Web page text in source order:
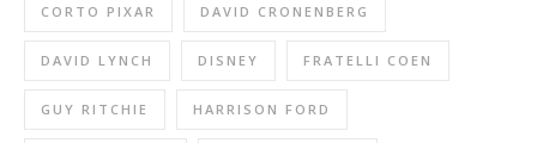
CORTO PIXAR DAVID CRONENBERG
DAVID LYNCH DISNEY FRATELLI COEN
GUY RITCHIE HARRISON FORD